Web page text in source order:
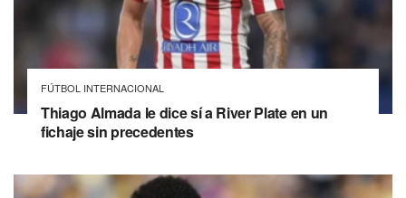
FÚTBOL INTERNACIONAL
Thiago Almada le dice sí a River Plate en un
fichaje sin precedentes